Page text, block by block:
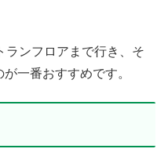
ランフロアまで行き、そ
一番おすすめです。